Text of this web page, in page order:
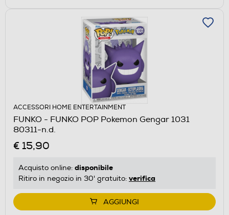
ACCESSORI HOME ENTERTAINMENT
FUNKO - FUNKO POP Pokemon Gengar 1031
80311-n.d.
€ 15,90
Acquisto online: disponibile
Ritiro in negozio in 30' gratuito: verifica
AGGIUNGI